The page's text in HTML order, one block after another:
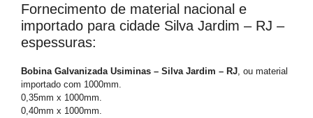
Fornecimento de material nacional e
importado para cidade Silva Jardim – RJ –
espessuras:
Bobina Galvanizada Usiminas – Silva Jardim – RJ , ou material
importado com 1000mm.
0,35mm x 1000mm.
0,40mm x 1000mm.